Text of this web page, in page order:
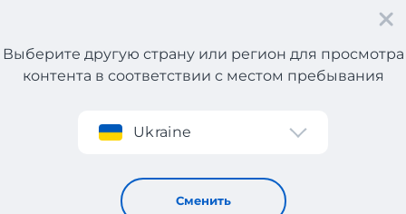
Регистрация
Выберите другую страну или регион для просмотра
контента в соответствии с местом пребывания
Ukraine
Сменить
Мужчинам на заметку! Лучшие интернет-магазин с
электроинструментами